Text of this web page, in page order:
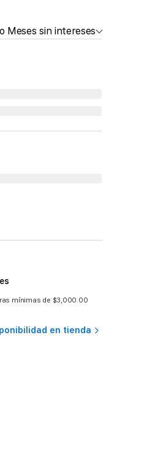
Meses sin intereses
mínimas de $3,000.00
en tienda